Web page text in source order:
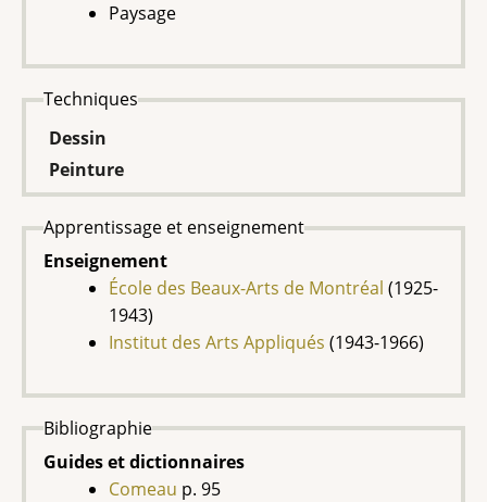
Paysage
Techniques
Dessin
Peinture
Apprentissage et enseignement
Enseignement
École des Beaux-Arts de Montréal (1925-
1943)
Institut des Arts Appliqués (1943-1966)
Bibliographie
Guides et dictionnaires
Comeau p. 95